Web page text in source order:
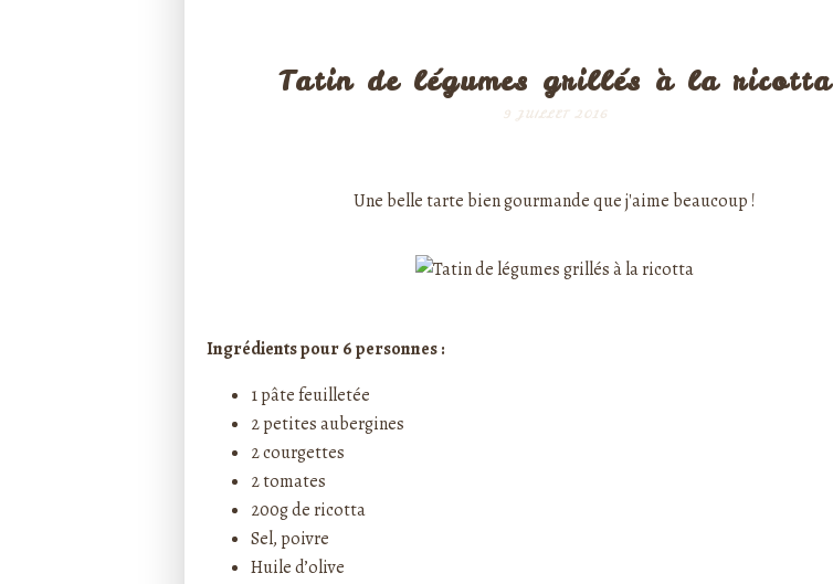
Tatin de légumes grillés à la ricotta
9 JUILLET 2016
Une belle tarte bien gourmande que j'aime beaucoup !
Ingrédients pour 6 personnes :
1 pâte feuilletée
2 petites aubergines
2 courgettes
2 tomates
200g de ricotta
Sel, poivre
Huile d’olive